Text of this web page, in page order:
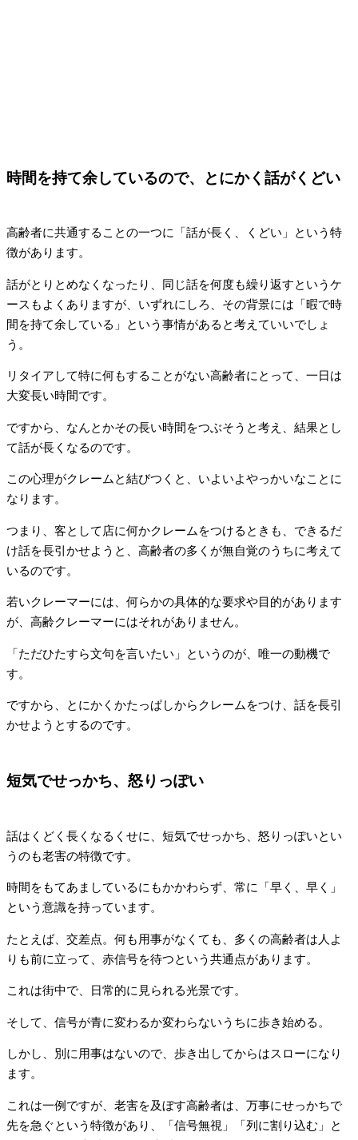
時間を持て余しているので、とにかく話がくどい
高齢者に共通することの一つに「話が長く、くどい」という特
徴があります。
話がとりとめなくなったり、同じ話を何度も繰り返すというケ
ースもよくありますが、いずれにしろ、その背景には「暇で時
間を持て余している」という事情があると考えていいでしょ
う。
リタイアして特に何もすることがない高齢者にとって、一日は
大変長い時間です。
ですから、なんとかその長い時間をつぶそうと考え、結果とし
て話が長くなるのです。
この心理がクレームと結びつくと、いよいよやっかいなことに
なります。
つまり、客として店に何かクレームをつけるときも、できるだ
け話を長引かせようと、高齢者の多くが無自覚のうちに考えて
いるのです。
若いクレーマーには、何らかの具体的な要求や目的があります
が、高齢クレーマーにはそれがありません。
「ただひたすら文句を言いたい」というのが、唯一の動機で
す。
ですから、とにかくかたっぱしからクレームをつけ、話を長引
かせようとするのです。
短気でせっかち、怒りっぽい
話はくどく長くなるくせに、短気でせっかち、怒りっぽいとい
うのも老害の特徴です。
時間をもてあましているにもかかわらず、常に「早く、早く」
という意識を持っています。
たとえば、交差点。何も用事がなくても、多くの高齢者は人よ
りも前に立って、赤信号を待つという共通点があります。
これは街中で、日常的に見られる光景です。
そして、信号が青に変わるか変わらないうちに歩き始める。
しかし、別に用事はないので、歩き出してからはスローになり
ます。
これは一例ですが、老害を及ぼす高齢者は、万事にせっかちで
先を急ぐという特徴があり、「信号無視」「列に割り込む」と